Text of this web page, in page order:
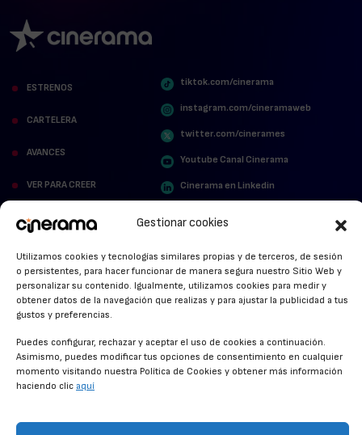
Gestionar cookies
Utilizamos cookies y tecnologías similares propias y de terceros, de sesión
o persistentes, para hacer funcionar de manera segura nuestro Sitio Web y
personalizar su contenido. Igualmente, utilizamos cookies para medir y
obtener datos de la navegación que realizas y para ajustar la publicidad a tus
gustos y preferencias.
Puedes configurar, rechazar y aceptar el uso de cookies a continuación.
Asimismo, puedes modificar tus opciones de consentimiento en cualquier
momento visitando nuestra Política de Cookies y obtener más información
haciendo clic aquí
ESTRENOS
CARTELERA
AVANCES
VER PARA CREER
MIRA QUIÉN HABLA
ALFOMBRA ROJA
ANUNCIOS DE CINE
tiktok.com/cinerama
instagram.com/cineramaweb
twitter.com/cinerames
Youtube Canal Cinerama
Cinerama en Linkedin